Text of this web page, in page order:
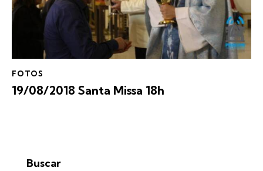
FOTOS
19/08/2018 Santa Missa 18h
Buscar